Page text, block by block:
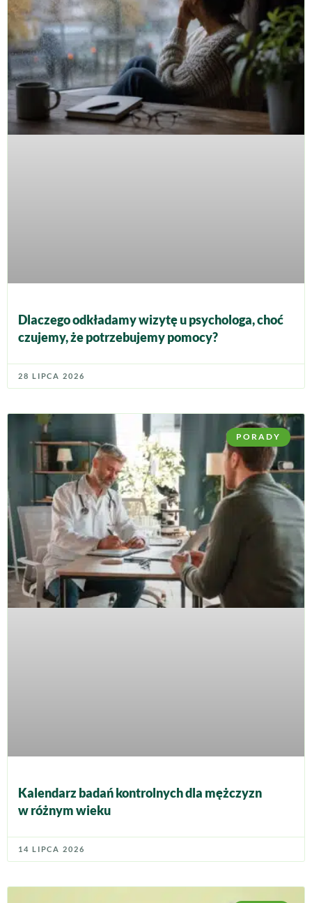
Dlaczego odkładamy wizytę u psychologa, choć
czujemy, że potrzebujemy pomocy?
28 LIPCA 2026
PORADY
Kalendarz badań kontrolnych dla mężczyzn
w różnym wieku
14 LIPCA 2026